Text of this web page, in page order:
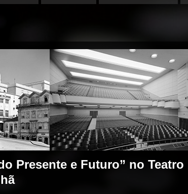
Presente e Futuro” no Teatro